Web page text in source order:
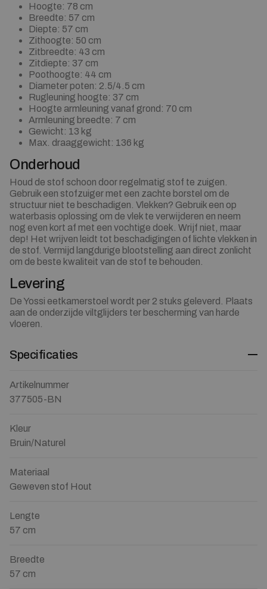
Hoogte: 78 cm
Breedte: 57 cm
Diepte: 57 cm
Zithoogte: 50 cm
Zitbreedte: 43 cm
Zitdiepte: 37 cm
Poothoogte: 44 cm
Diameter poten: 2.5/4.5 cm
Rugleuning hoogte: 37 cm
Hoogte armleuning vanaf grond: 70 cm
Armleuning breedte: 7 cm
Gewicht: 13 kg
Max. draaggewicht: 136 kg
Onderhoud
Houd de stof schoon door regelmatig stof te zuigen.
Gebruik een stofzuiger met een zachte borstel om de
structuur niet te beschadigen. Vlekken? Gebruik een op
waterbasis oplossing om de vlek te verwijderen en neem
nog even kort af met een vochtige doek. Wrijf niet, maar
dep! Het wrijven leidt tot beschadigingen of lichte vlekken in
de stof. Vermijd langdurige blootstelling aan direct zonlicht
om de beste kwaliteit van de stof te behouden.
Levering
De Yossi eetkamerstoel wordt per 2 stuks geleverd. Plaats
aan de onderzijde viltglijders ter bescherming van harde
vloeren.
Specificaties
Artikelnummer
377505-BN
Kleur
Bruin/Naturel
Materiaal
Geweven stof Hout
Lengte
57 cm
Breedte
57 cm